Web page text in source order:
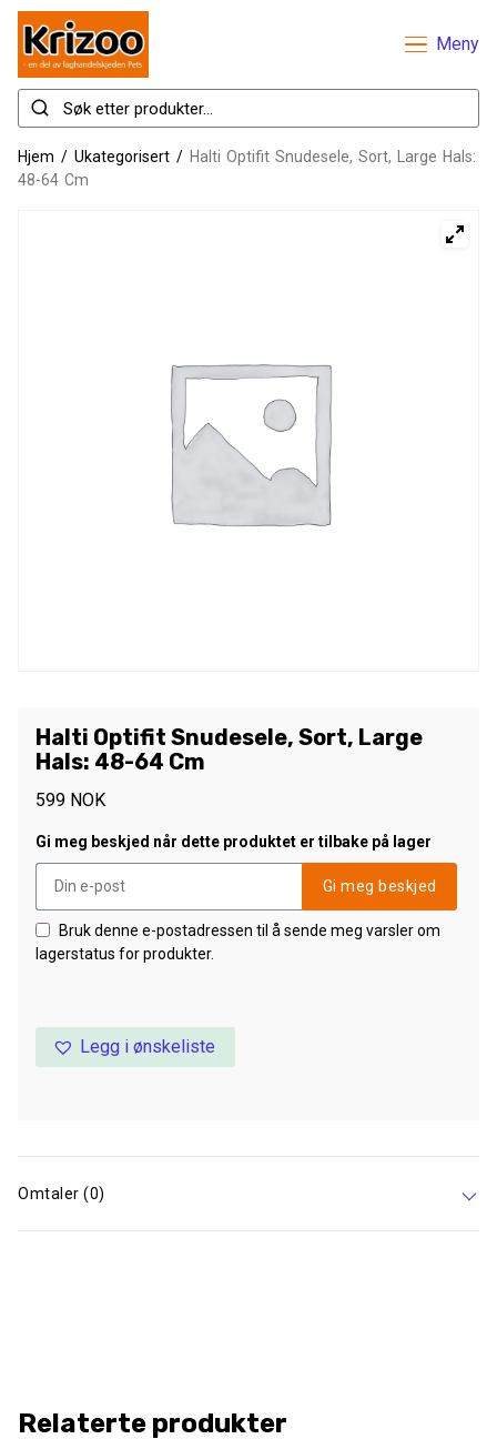
Meny
Hjem / Ukategorisert / Halti Optifit Snudesele, Sort, Large Hals:
48-64 Cm
Halti Optifit Snudesele, Sort, Large
Hals: 48-64 Cm
599 NOK
Gi meg beskjed når dette produktet er tilbake på lager
Gi meg beskjed
Bruk denne e-postadressen til å sende meg varsler om
lagerstatus for produkter.
Legg i ønskeliste
Omtaler (0)
Relaterte produkter